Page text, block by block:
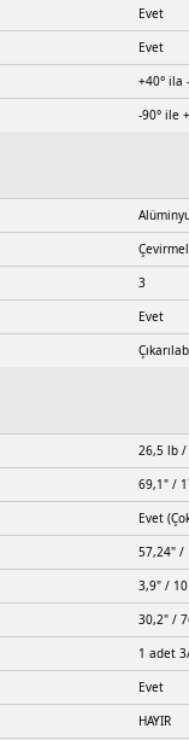
Evet
Evet
+40° ila
-90° ile
3
Evet
26,5 lb /
69,1" /
Evet
57,24" /
3,9" /
30,2" /
1 adet
Evet
HAYIR